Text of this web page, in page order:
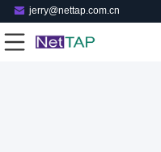
jerry@nettap.com.cn